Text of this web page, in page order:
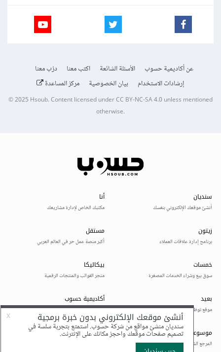
عن أكاديمية حسوب الأسئلة الشائعة اكتب معنا
درّب معنا
إرشادات الاستخدام
بيان الخصوصية مركز المساعدة
© 2025Hsoub.Content licensed underCC BY-NC-SA 4.0unless mentioned
otherwise.